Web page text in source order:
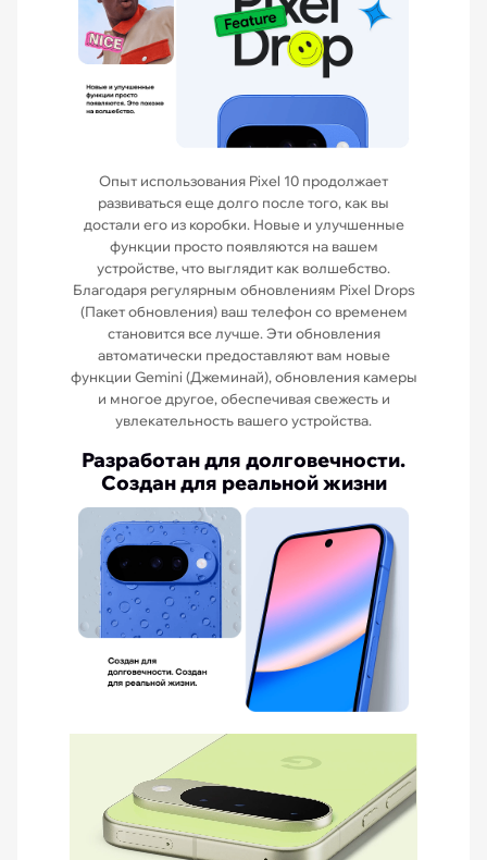
Опыт использования Pixel 10 продолжает
развиваться еще долго после того, как вы
достали его из коробки. Новые и улучшенные
функции просто появляются на вашем
устройстве, что выглядит как волшебство.
Благодаря регулярным обновлениям Pixel Drops
(Пакет обновления) ваш телефон со временем
становится все лучше. Эти обновления
автоматически предоставляют вам новые
функции Gemini (Джеминай), обновления камеры
и многое другое, обеспечивая свежесть и
увлекательность вашего устройства.
Разработан для долговечности.
Создан для реальной жизни